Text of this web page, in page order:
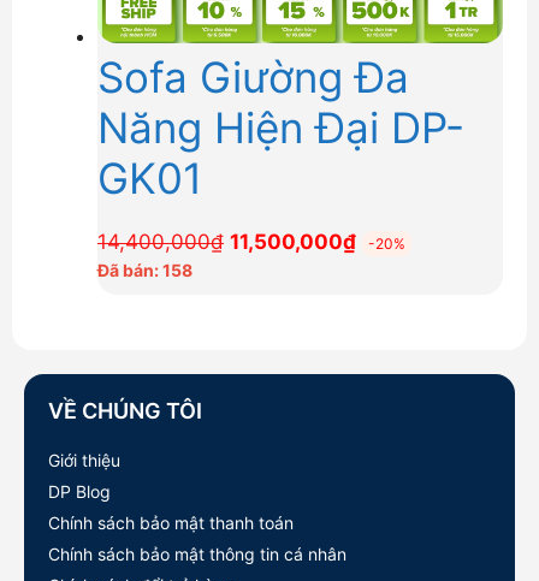
Sofa Giường Đa
Năng Hiện Đại DP-
GK01
14,400,000₫ Giá
11,500,000₫Giá
-20%
Đã bán: 158
VỀ CHÚNG TÔI
Giới thiệu
DP Blog
Chính sách bảo mật thanh toán
Chính sách bảo mật thông tin cá nhân